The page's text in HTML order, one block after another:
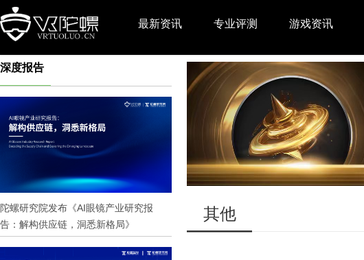
最新资讯 专业评测 游戏资讯
深度报告
陀螺研究院发布《AI眼镜产业研究报
告：解构供应链，洞悉新格局》
其他